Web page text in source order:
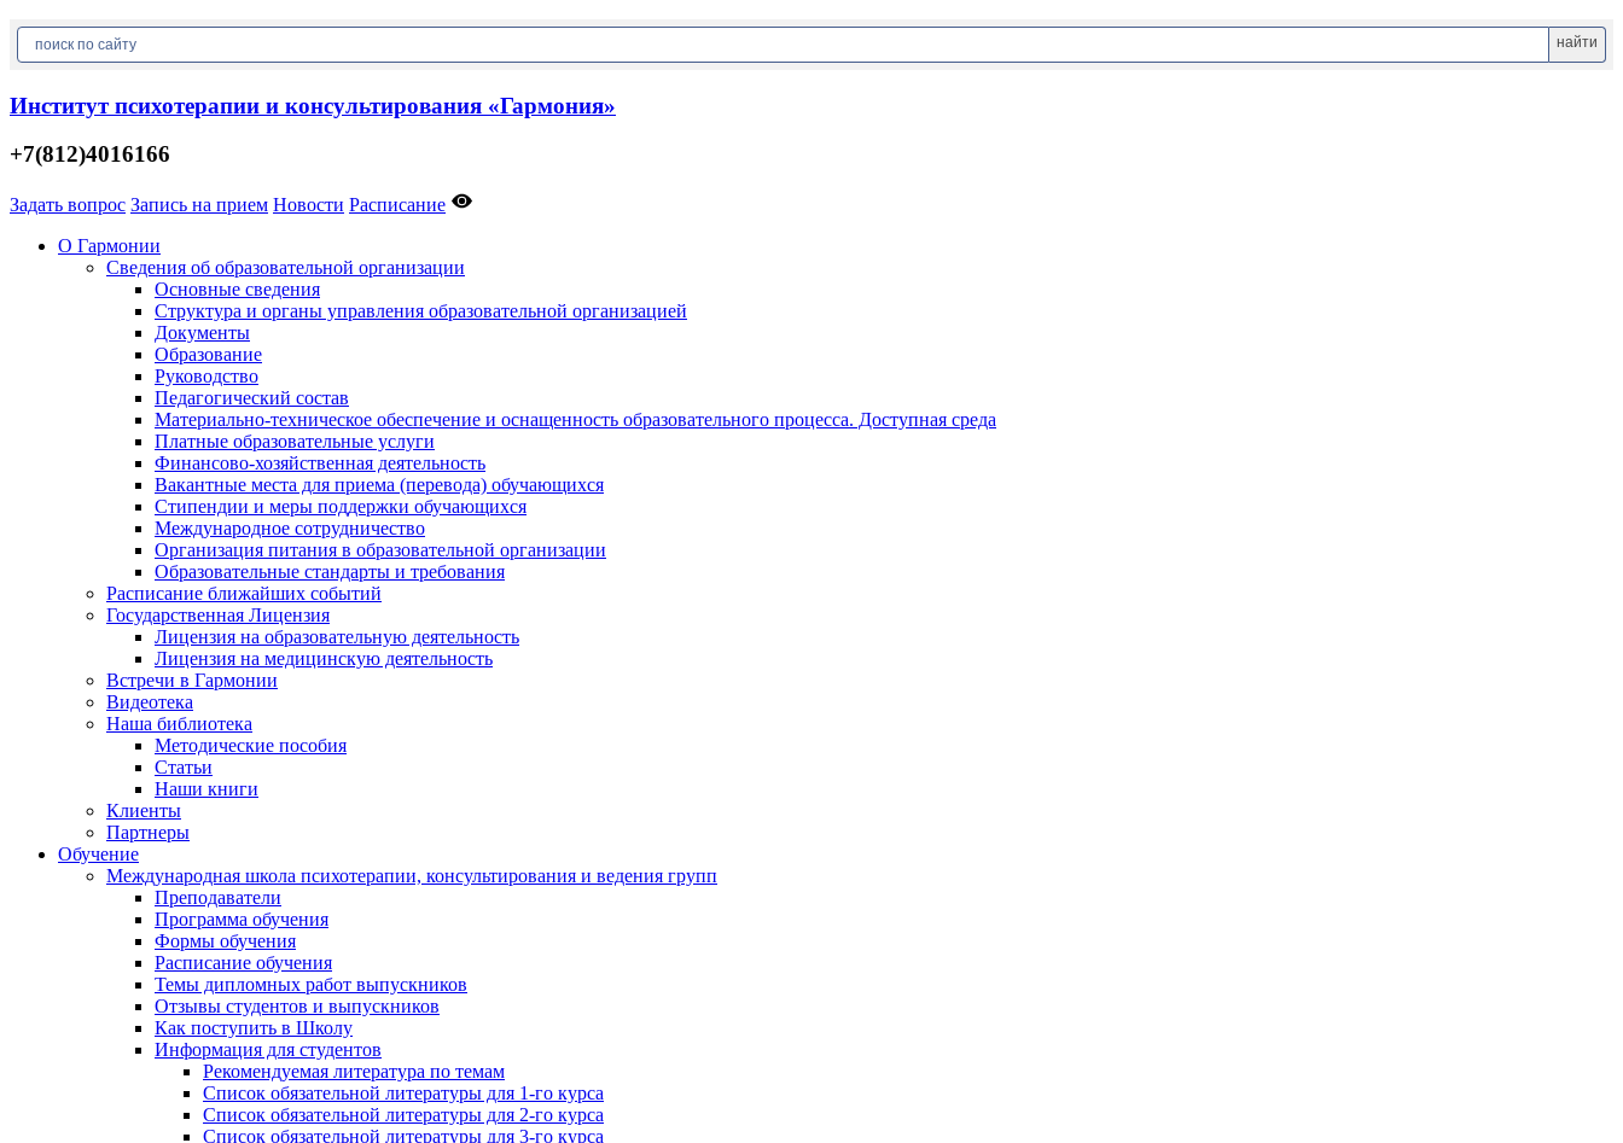
Институт психотерапии и консультирования «Гармония»
+7(812)4016166
Задать вопрос Запись на прием Новости Расписание
О Гармонии
Сведения об образовательной организации
Основные сведения
Структура и органы управления образовательной организацией
Документы
Образование
Руководство
Педагогический состав
Материально-техническое обеспечение и оснащенность образовательного процесса. Доступная среда
Платные образовательные услуги
Финансово-хозяйственная деятельность
Вакантные места для приема (перевода) обучающихся
Стипендии и меры поддержки обучающихся
Международное сотрудничество
Организация питания в образовательной организации
Образовательные стандарты и требования
Расписание ближайших событий
Государственная Лицензия
Лицензия на образовательную деятельность
Лицензия на медицинскую деятельность
Встречи в Гармонии
Видеотека
Наша библиотека
Методические пособия
Статьи
Наши книги
Клиенты
Партнеры
Обучение
Международная школа психотерапии, консультирования и ведения групп
Преподаватели
Программа обучения
Формы обучения
Расписание обучения
Темы дипломных работ выпускников
Отзывы студентов и выпускников
Как поступить в Школу
Информация для студентов
Рекомендуемая литература по темам
Список обязательной литературы для 1-го курса
Список обязательной литературы для 2-го курса
Список обязательной литературы для 3-го курса